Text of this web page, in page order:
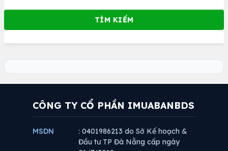
CÔNG TY CỔ PHẦN IMUABANBDS
MSDN
: 0401986213 do Sở Kế hoạch &
Đầu tư TP Đà Nẵng cấp ngày